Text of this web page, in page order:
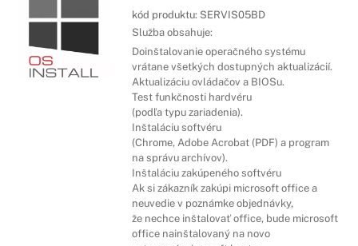
kód produktu: SERVIS05BD
Služba obsahuje:
Doinštalovanie operačného systému
vrátane všetkých dostupných aktualizácií.
Aktualizáciu ovládačov a BIOSu.
Test funkčnosti hardvéru
(podľa typu zariadenia).
Inštaláciu softvéru
(Chrome, Adobe Acrobat (PDF) a program
na správu archívov).
Inštaláciu zakúpeného softvéru
Ak si zákazník zakúpi microsoft office a
neuvedie v poznámke objednávky,
že nechce inštalovať office, bude microsoft
office nainštalovaný na novo